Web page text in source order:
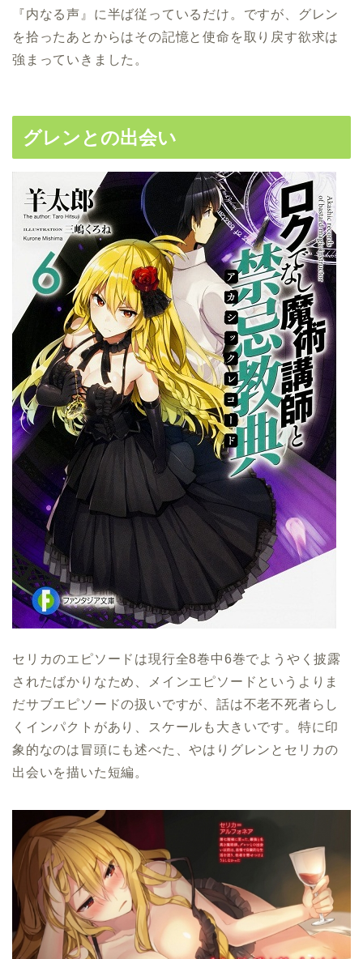
『内なる声』に半ば従っているだけ。ですが、グレン
を拾ったあとからはその記憶と使命を取り戻す欲求は
強まっていきました。
グレンとの出会い
セリカのエピソードは現行全8巻中6巻でようやく披露
されたばかりなため、メインエピソードというよりま
だサブエピソードの扱いですが、話は不老不死者らし
くインパクトがあり、スケールも大きいです。特に印
象的なのは冒頭にも述べた、やはりグレンとセリカの
出会いを描いた短編。